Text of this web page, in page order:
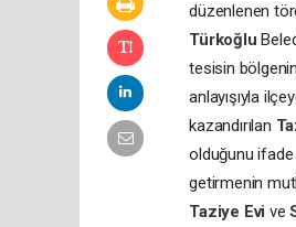
düzenlenen
Türkoğlu
tesisin
anlayışıyla
kazandırılan
olduğunu ifade
getirmenin
Taziye Evi ve